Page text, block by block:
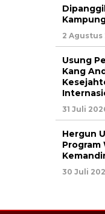
2 Agustus
Usung
Kang
31 Juli
Hergun
Program
30 Juli